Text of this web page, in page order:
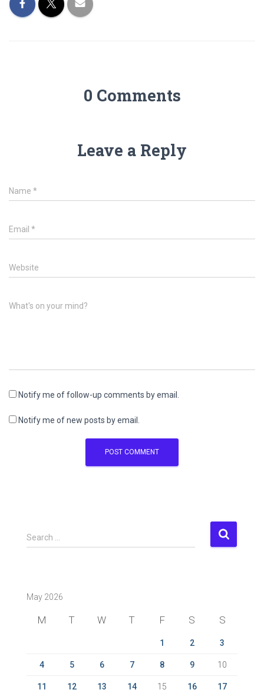
0 Comments
Leave a Reply
Name *
Email *
Website
What's on your mind?
Notify me of follow-up comments by email.
Notify me of new posts by email.
S
e
h
Search …
May 2026
M T W T F S S
1 2 3
4 5 6 7 8 9 10
11 12 13 14 15 16 17